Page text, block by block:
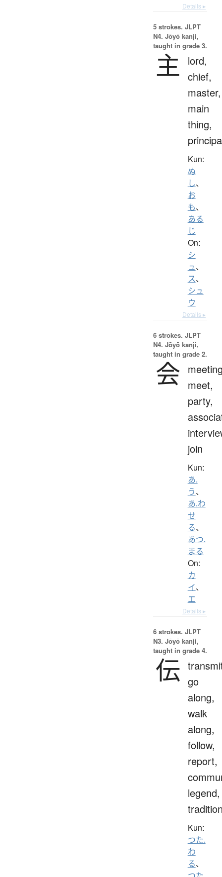
Details ▸
5 strokes. JLPT
N4. Jōyō kanji,
taught in grade 3.
主
lord,
chief,
master,
main
thing,
Kun:
ぬ
し、
お
も、
ある
じ
On:
シ
ュ、
ス、
シュ
ウ
Details ▸
6 strokes. JLPT
N4. Jōyō kanji,
taught in grade 2.
会 meet,
party,
join
Kun:
あ.
う、
あ.わ
せ
る、
あつ.
まる
On:
カ
イ、
エ
Details ▸
6 strokes. JLPT
N3. Jōyō kanji,
taught in grade 4.
伝 go
along,
walk
along,
follow,
report,
legend,
Kun:
つた.
わ
る、